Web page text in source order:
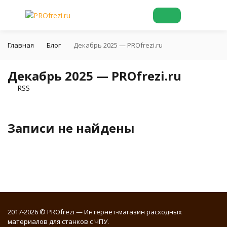
Главная Блог Декабрь 2025 — PROfrezi.ru
Декабрь 2025 — PROfrezi.ru
RSS
Записи не найдены
2017-2026 © PROfrezi — Интернет-магазин расходных
материалов для станков с ЧПУ.